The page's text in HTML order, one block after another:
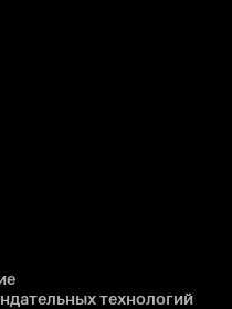
технологий